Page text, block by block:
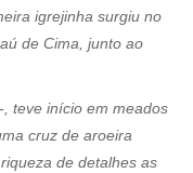
igrejinha surgiu no
de Cima, junto ao
teve início em meados
cruz de aroeira
de detalhes as